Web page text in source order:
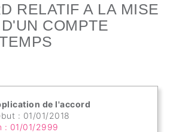
RELATIF A LA MISE
COMPTE
de l'accord
: 01/01/2018
: 01/01/2999